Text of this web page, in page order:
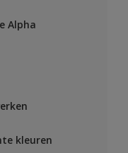
Alpha
kleuren